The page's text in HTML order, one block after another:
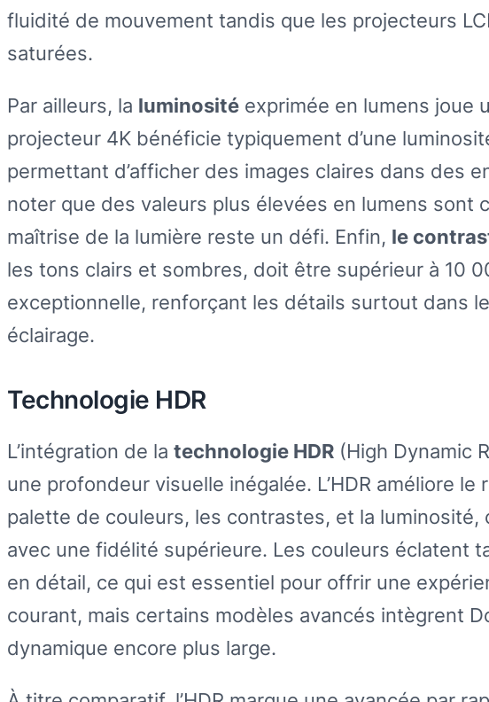
fluidité de mouvement tandis que les projecteurs
saturées.
Par ailleurs, la luminosité exprimée en lumens joue
projecteur 4K bénéficie typiquement d’une
permettant d’afficher des images claires dans des
noter que des valeurs plus élevées en lumens sont
maîtrise de la lumière reste un défi. Enfin, le
les tons clairs et sombres, doit être supérieur à 10
exceptionnelle, renforçant les détails surtout dans
éclairage.
Technologie HDR
L’intégration de la technologie HDR (High Dynamic
une profondeur visuelle inégalée. L’HDR améliore
palette de couleurs, les contrastes, et la luminosité,
avec une fidélité supérieure. Les couleurs éclatent
en détail, ce qui est essentiel pour offrir une
courant, mais certains modèles avancés intègrent
dynamique encore plus large.